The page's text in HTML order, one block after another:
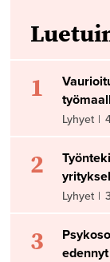
1
Lyhyet |
2
Lyhyet |
3